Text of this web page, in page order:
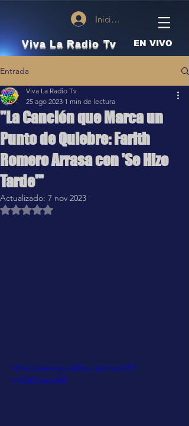
Iniciar sesión
Viva La Radio Tv EN VIVO
Entrada
"La Canción que Marca un
Punto de Quiebre: Farith
Romero Arrasa con 'Se Hizo
Tarde'"
Viva La Radio Tv
25 ago 2023 1 min de lectura
Actualizado: 7 nov 2023
Obtuvo NaN de 5 estrellas.
https://www.youtube.com/watch?
v=iG6Zcaayod4